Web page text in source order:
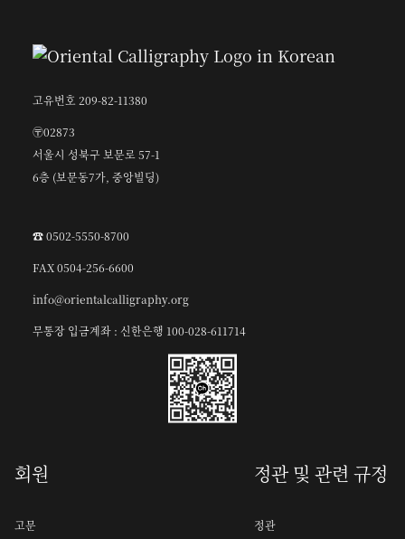
고유번호 209-82-11380
〶02873
서울시 성북구 보문로 57-1
6층 (보문동7가, 중앙빌딩)
☎︎ 0502-5550-8700
FAX 0504-256-6600
info@orientalcalligraphy.org
무통장 입금계좌 : 신한은행 100-028-611714
회원
고문
정관 및 관련 규정
정관